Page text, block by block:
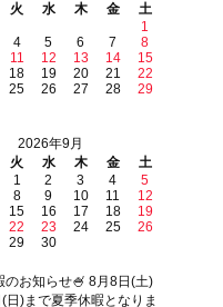
火 水 木 金
土
1
4 5 6 7
8
11 12 13 14
15
18 19 20 21
22
25 26 27 28
29
2026年9月
火 水 木 金
土
1
2 3 4
5
8 9 10 11
12
15 16 17 18
19
22 23 24 25
26
29 30
のお知らせ🍧 8月8日(土)
日)まで夏季休暇となりま